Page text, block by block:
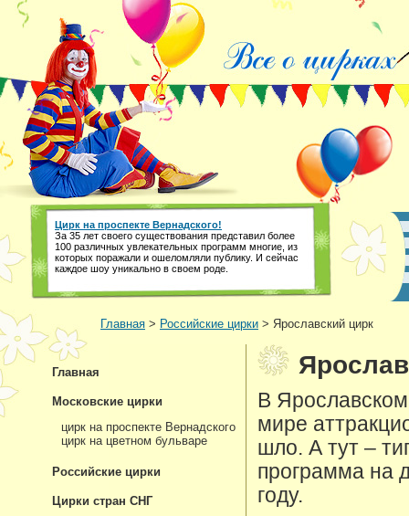
Цирк на проспекте Вернадского!
За 35 лет своего существования представил более
100 различных увлекательных программ многие, из
которых поражали и ошеломляли публику. И сейчас
каждое шоу уникально в своем роде.
Главная > Российские цирки > Ярославский цирк
В
мире
шло. А тут –
программа на
году.
Главная
Московские цирки
цирк на проспекте Вернадского
цирк на цветном бульваре
Российские цирки
Цирки стран СНГ